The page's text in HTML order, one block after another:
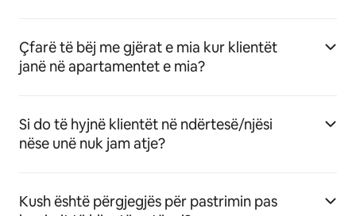
Çfarë të bëj me gjërat e mia kur klientët
janë në apartamentet e mia?
Si do të hyjnë klientët në ndërtesë/njësi
nëse unë nuk jam atje?
Kush është përgjegjës për pastrimin pas